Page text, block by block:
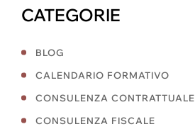
CATEGORIE
BLOG
CALENDARIO FORMATIVO
CONSULENZA CONTRATTUALE
CONSULENZA FISCALE